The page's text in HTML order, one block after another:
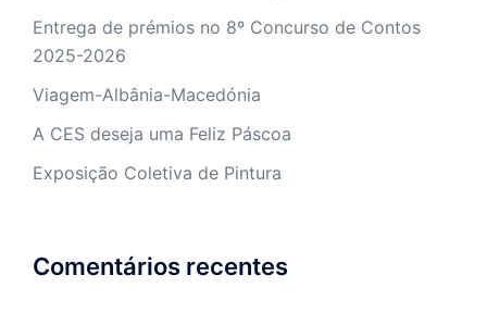
Entrega de prémios no 8º Concurso de Contos
2025-2026
Viagem-Albânia-Macedónia
A CES deseja uma Feliz Páscoa
Exposição Coletiva de Pintura
Comentários recentes